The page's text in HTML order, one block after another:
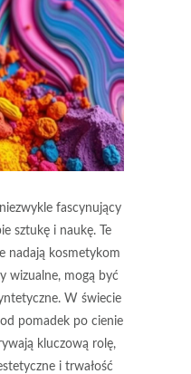
fascynujący
sztukę i naukę. Te
nadają kosmetykom
wizualne, mogą być
W świecie
pomadek po cienie
kluczową rolę,
i trwałość